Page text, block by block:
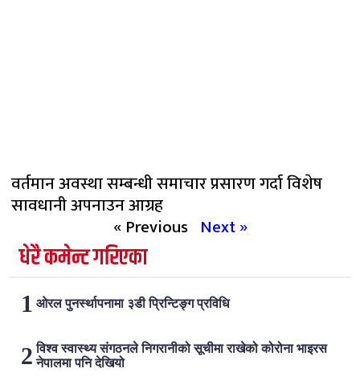
वर्तमान अवस्था सम्बन्धी समाचार प्रसारण गर्दा विशेष
सावधानी अपनाउन आग्रह
« Previous Next »
धेरै कमेन्ट गरिएका
ओरल पुनर्स्थापनामा ३डी प्रिन्टिङ्ग प्रविधि
विश्व स्वास्थ्य संगठनले निगरानीको सूचीमा राखेको कोरोना भाइरस
नेपालमा पनि देखियो